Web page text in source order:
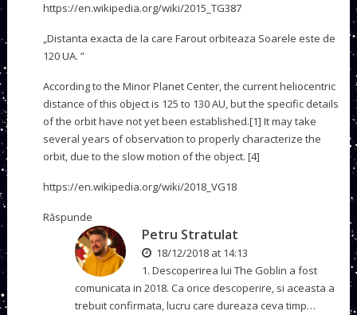
https://en.wikipedia.org/wiki/2015_TG387
„Distanta exacta de la care Farout orbiteaza Soarele este de
120 UA. ”
According to the Minor Planet Center, the current heliocentric
distance of this object is 125 to 130 AU, but the specific details
of the orbit have not yet been established.[1] It may take
several years of observation to properly characterize the
orbit, due to the slow motion of the object. [4]
https://en.wikipedia.org/wiki/2018_VG18
Răspunde
Petru Stratulat
18/12/2018 at 14:13
1. Descoperirea lui The Goblin a fost
comunicata in 2018. Ca orice descoperire, si aceasta a
trebuit confirmata, lucru care dureaza ceva timp…